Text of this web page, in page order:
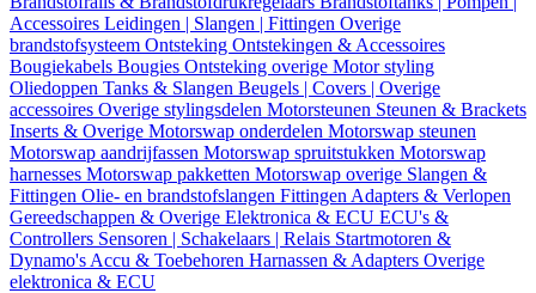
Accessoires Leidingen | Slangen | Fittingen Overige
brandstofsysteem Ontsteking Ontstekingen & Accessoires
Bougiekabels Bougies Ontsteking overige Motor styling
Oliedoppen Tanks & Slangen Beugels | Covers | Overige
accessoires Overige stylingsdelen Motorsteunen Steunen & Brackets
Inserts & Overige Motorswap onderdelen Motorswap steunen
Motorswap aandrijfassen Motorswap spruitstukken Motorswap
harnesses Motorswap pakketten Motorswap overige Slangen &
Fittingen Olie- en brandstofslangen Fittingen Adapters & Verlopen
Gereedschappen & Overige Elektronica & ECU ECU's &
Controllers Sensoren | Schakelaars | Relais Startmotoren &
Dynamo's Accu & Toebehoren Harnassen & Adapters Overige
elektronica & ECU